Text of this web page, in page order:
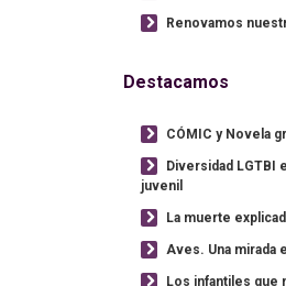
Renovamos
Destacamos
CÓMIC y Novela
Diversidad LGTBI
juvenil
La muerte
Aves. Una mirada
Los infantiles que